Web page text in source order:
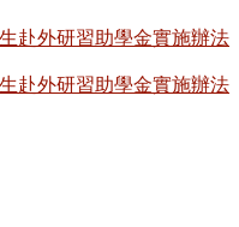
赴外研習助學金實施辦法
赴外研習助學金實施辦法